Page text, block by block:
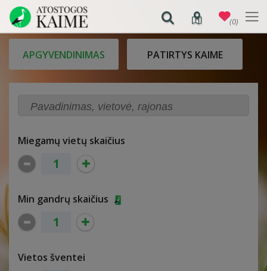
APGYVENDINIMAS PATIRTYS KAIME
Miegamų vietų skaičius
Min gandrų skaičius
Vietos šventei
(0)